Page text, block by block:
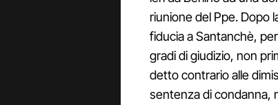
riunione del Ppe. Dopo
fiducia a Santanchè,
gradi di giudizio, non
detto contrario alle
sentenza di condanna,